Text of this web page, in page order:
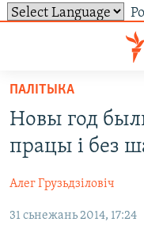
ўнівэрсальнага
доступу
Перайсьці
да
галоўнага
Перайсьці
да
ЛЮДЗІ
ПАЛІТЫКА
ТОЛЬКІ НА СВАБОДЗЕ
БЛОГІ
ГІСТОРЫЯ НА СВАБОДЗЕ
СУВЯЗЬ
АБЫСЬЦІ БЛЯКАВАНЬНЕ
ПАДЗЯЛІЦЦА
ПАДПІСАЦЦА
RSS
ПАЛІТЫКА
Новы год
працы і без
Алег Грузьдзіловіч
31 сьнежань 2014, 17:24